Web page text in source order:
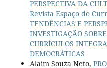
PERSPECTIVA DA
Revista Espaço do
TENDÊNCIAS E
INVESTIGAÇÃO
CURRÍCULOS
DEMOCRÁTICAS
Alaim Souza Neto,